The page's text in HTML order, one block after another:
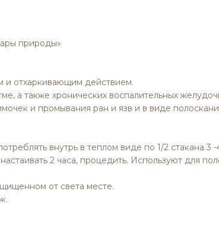
природы»
и отхаркивающим действием.
а также хронических воспалительных
и промывания ран и язв и в виде
внутрь в теплом виде по 1/2 стакана 3
2 часа, процедить. Используют для
от света месте.